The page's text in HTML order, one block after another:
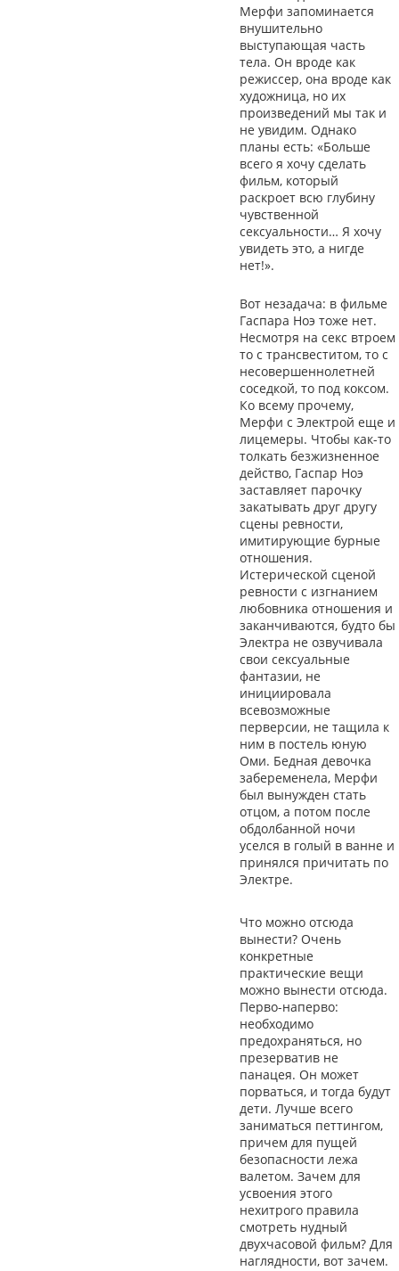
Мерфи запоминается
внушительно
выступающая часть
тела. Он вроде как
режиссер, она вроде как
художница, но их
произведений мы так и
не увидим. Однако
планы есть: «Больше
всего я хочу сделать
фильм, который
раскроет всю глубину
чувственной
сексуальности… Я хочу
увидеть это, а нигде
нет!».
Вот незадача: в фильме
Гаспара Ноэ тоже нет.
Несмотря на секс втроем
то с трансвеститом, то с
несовершеннолетней
соседкой, то под коксом.
Ко всему прочему,
Мерфи с Электрой еще и
лицемеры. Чтобы как-то
толкать безжизненное
действо, Гаспар Ноэ
заставляет парочку
закатывать друг другу
сцены ревности,
имитирующие бурные
отношения.
Истерической сценой
ревности с изгнанием
любовника отношения и
заканчиваются, будто бы
Электра не озвучивала
свои сексуальные
фантазии, не
инициировала
всевозможные
перверсии, не тащила к
ним в постель юную
Оми. Бедная девочка
забеременела, Мерфи
был вынужден стать
отцом, а потом после
обдолбанной ночи
уселся в голый в ванне и
принялся причитать по
Электре.
Что можно отсюда
вынести? Очень
конкретные
практические вещи
можно вынести отсюда.
Перво-наперво:
необходимо
предохраняться, но
презерватив не
панацея. Он может
порваться, и тогда будут
дети. Лучше всего
заниматься петтингом,
причем для пущей
безопасности лежа
валетом. Зачем для
усвоения этого
нехитрого правила
смотреть нудный
двухчасовой фильм? Для
наглядности, вот зачем.